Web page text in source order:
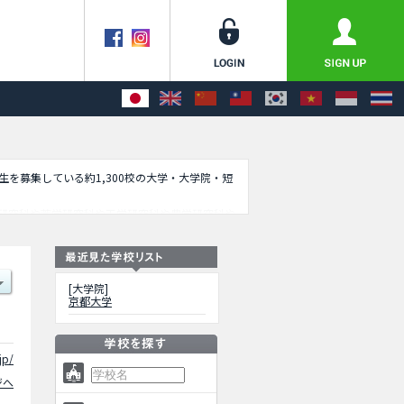
を募集している約1,300校の大学・大学院・短
究科や薬学研究科や工学研究科や農学研究科や
で是非ご利用ください。
へ
[大学院]
京都大学